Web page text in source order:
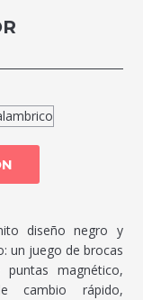
diseño negro y
un juego de brocas
magnético,
cambio rápido,